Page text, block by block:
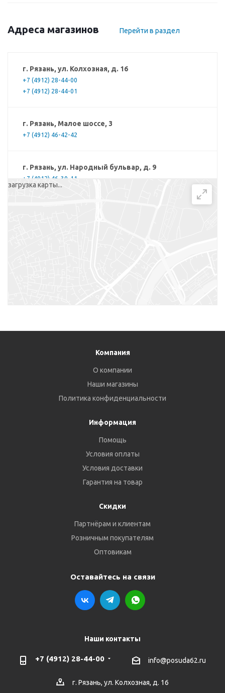
Адреса магазинов Перейти в раздел
г. Рязань, ул. Колхозная, д. 16
+7 (4912) 28-44-00
+7 (4912) 28-44-01
г. Рязань, Малое шоссе, 3
+7 (4912) 46-42-42
г. Рязань, ул. Народный бульвар, д. 9
+7 (4912) 46-30-11
загрузка карты...
Компания
О компании
Наши магазины
Политика конфиденциальности
Информация
Помощь
Условия оплаты
Условия доставки
Гарантия на товар
Скидки
Партнёрам и клиентам
Розничным покупателям
Оптовикам
Оставайтесь на связи
Наши контакты
+7 (4912) 28-44-00 info@posuda62.ru
г. Рязань, ул. Колхозная, д. 16